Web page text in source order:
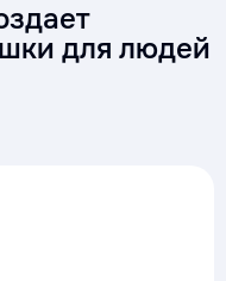
для людей